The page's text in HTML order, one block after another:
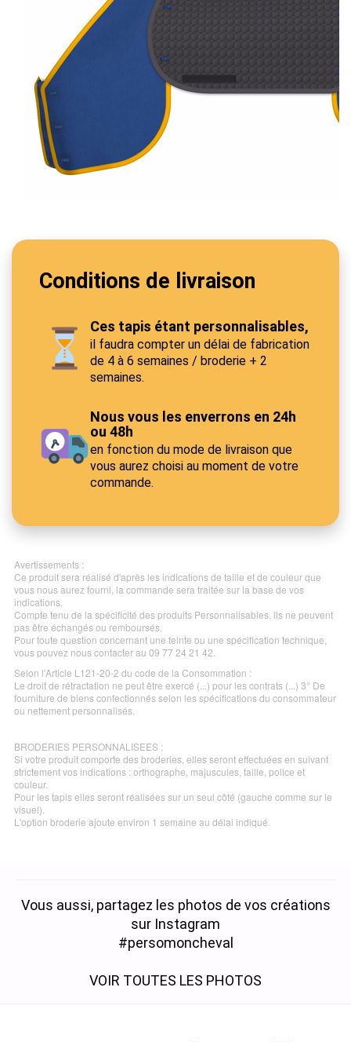
Conditions de livraison
Ces tapis étant personnalisables,
il faudra compter un délai de fabrication
de 4 à 6 semaines / broderie + 2
semaines.
Nous vous les enverrons en 24h
ou 48h
en fonction du mode de livraison que
vous aurez choisi au moment de votre
commande.
Avertissements :
Ce produit sera réalisé d'après les indications de taille et de couleur que
vous nous aurez fourni, la commande sera traitée sur la base de vos
indications.
Compte tenu de la spécificité des produits Personnalisables, ils ne peuvent
pas être échangés ou remboursés.
Pour toute question concernant une teinte ou une spécification technique,
vous pouvez nous contacter au 09 77 24 21 42.
Selon l'Article L121-20-2 du code de la Consommation :
Le droit de rétractation ne peut être exercé (...) pour les contrats (...) 3° De
fourniture de biens confectionnés selon les spécifications du consommateur
ou nettement personnalisés.
BRODERIES PERSONNALISEES :
Si votre produit comporte des broderies, elles seront effectuées en suivant
strictement vos indications : orthographe, majuscules, taille, police et
couleur.
Pour les tapis elles seront réalisées sur un seul côté (gauche comme sur le
visuel).
L'option broderie ajoute environ 1 semaine au délai indiqué.
Vous aussi, partagez les photos de vos créations
sur Instagram
#persomoncheval
VOIR TOUTES LES PHOTOS